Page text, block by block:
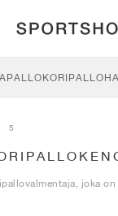
KORIPALLO
5
joka